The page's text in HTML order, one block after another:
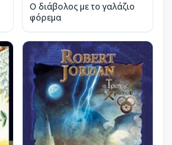
Ο διάβολος με το γαλάζιο
φόρεμα